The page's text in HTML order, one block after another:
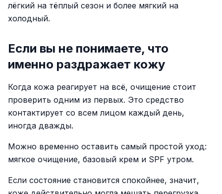
лёгкий на тёплый сезон и более мягкий на
холодный.
Если вы не понимаете, что
именно раздражает кожу
Когда кожа реагирует на всё, очищение стоит
проверить одним из первых. Это средство
контактирует со всем лицом каждый день,
иногда дважды.
Можно временно оставить самый простой уход:
мягкое очищение, базовый крем и SPF утром.
Если состояние становится спокойнее, значит,